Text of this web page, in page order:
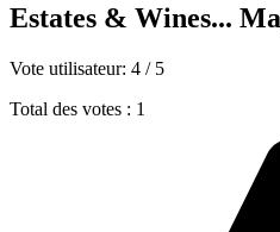
Estates & Wines...
Vote utilisateur: 4 / 5
Total des votes : 1